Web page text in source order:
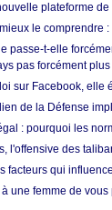
plateforme
le comprendre
passe-t-elle
pas forcément
sur Facebook,
de la Défense
: pourquoi les
l'offensive des
facteurs qui
une femme de